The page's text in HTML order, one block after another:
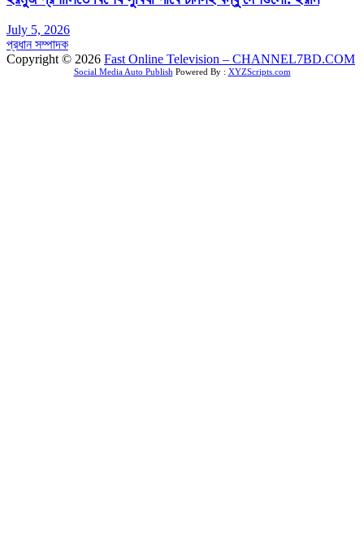
July 5, 2026
প্রধান সম্পাদক
Copyright © 2026 Fast Online Television – CHANNEL7BD.COM
Social Media Auto Publish Powered By : XYZScripts.com